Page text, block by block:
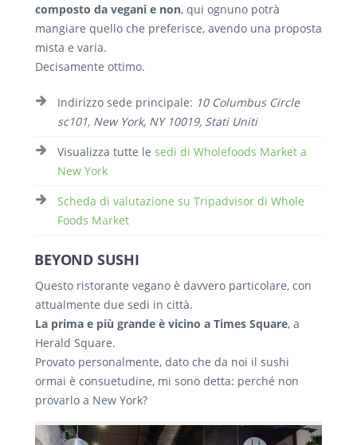
composto da vegani e non, qui ognuno potrà
mangiare quello che preferisce, avendo una proposta
mista e varia.
Decisamente ottimo.
Indirizzo sede principale: 10 Columbus Circle
sc101, New York, NY 10019, Stati Uniti
Visualizza tutte le sedi di Wholefoods Market a
New York
Scheda di valutazione su Tripadvisor di Whole
Foods Market
BEYOND SUSHI
Questo ristorante vegano è davvero particolare, con
attualmente due sedi in città.
La prima e più grande è vicino a Times Square, a
Herald Square.
Provato personalmente, dato che da noi il sushi
ormai è consuetudine, mi sono detta: perché non
provarlo a New York?